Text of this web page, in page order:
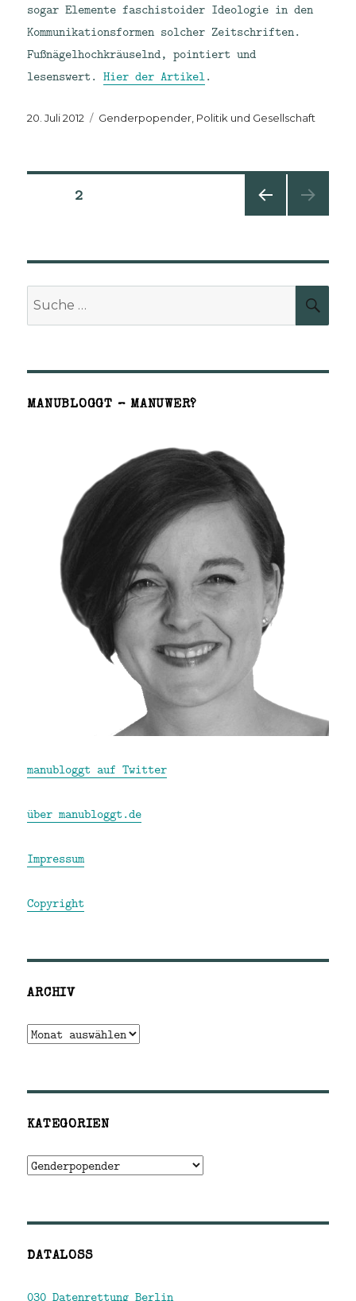
sogar Elemente faschistoider Ideologie in den
Kommunikationsformen solcher Zeitschriften.
Fußnägelhochkräuselnd, pointiert und
lesenswert.Hier der Artikel.
Veröffentlicht
20. Juli 2012 Kategorien
Genderpopender Politik und Gesellschaft
Seitennummerierung
Beiträge
2
MANUBLOGGT – MANUWER?
manubloggt auf Twitter
über manubloggt.de
Impressum
Copyright
ARCHIV
Archiv
KATEGORIEN
Kategorien
DATALOSS
030 Datenrettung Berlin